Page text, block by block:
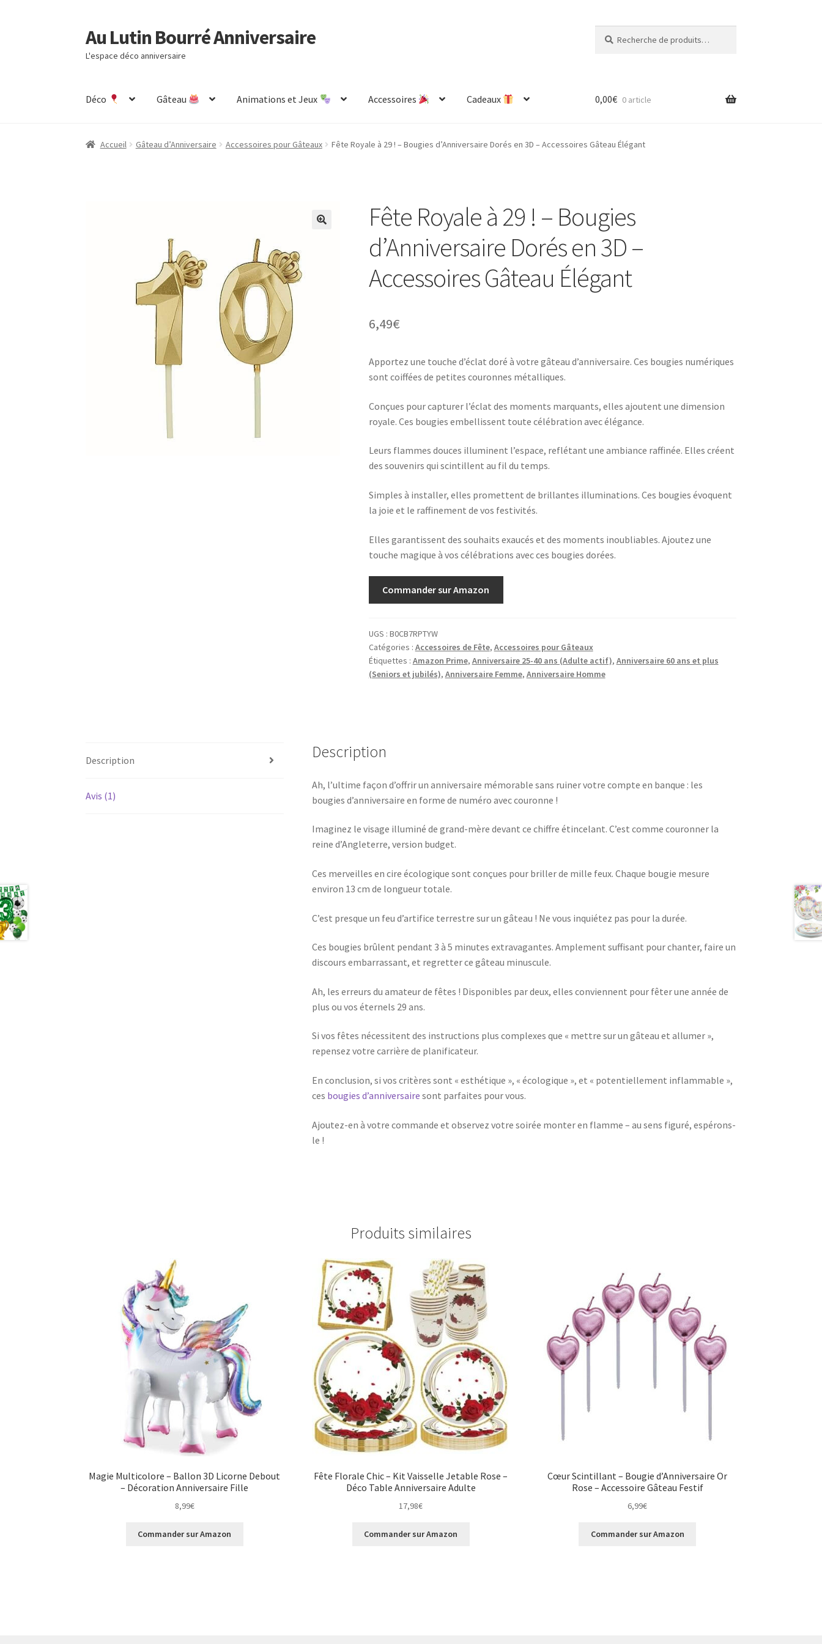
Aller
à
la
Aller
au
contenu
Au Lutin Bourré Anniversaire
L'espace déco anniversaire
pour :
Déco Gâteau Animations et Jeux Accessoires Cadeaux
Accueil Astuces et Conseils Boutique Commande Mon compte Page d’exemple Panier
0,00€ 0 article
Accueil Gâteau d’Anniversaire Accessoires pour Gâteaux Fête Royale à 29 ! – Bougies d’Anniversaire Dorés en 3D – Accessoires Gâteau Élégant
Fête Royale à 29 ! – Bougies
d’Anniversaire Dorés en 3D –
Accessoires Gâteau Élégant
6,49€
Apportez une touche d’éclat doré à votre gâteau d’anniversaire. Ces bougies numériques
sont coiffées de petites couronnes métalliques.
Conçues pour capturer l’éclat des moments marquants, elles ajoutent une dimension
royale. Ces bougies embellissent toute célébration avec élégance.
Leurs flammes douces illuminent l’espace, reflétant une ambiance raffinée. Elles créent
des souvenirs qui scintillent au fil du temps.
Simples à installer, elles promettent de brillantes illuminations. Ces bougies évoquent
la joie et le raffinement de vos festivités.
Elles garantissent des souhaits exaucés et des moments inoubliables. Ajoutez une
touche magique à vos célébrations avec ces bougies dorées.
Commander sur Amazon
UGS : B0CB7RPTYW
Catégories : Accessoires de Fête, Accessoires pour Gâteaux
Étiquettes : Amazon Prime, Anniversaire 25-40 ans (Adulte actif), Anniversaire 60 ans et plus
(Seniors et jubilés), Anniversaire Femme, Anniversaire Homme
Description
Avis (1)
Description
Ah, l’ultime façon d’offrir un anniversaire mémorable sans ruiner votre compte en banque : les
bougies d’anniversaire en forme de numéro avec couronne !
Imaginez le visage illuminé de grand-mère devant ce chiffre étincelant. C’est comme couronner la
reine d’Angleterre, version budget.
Ces merveilles en cire écologique sont conçues pour briller de mille feux. Chaque bougie mesure
environ 13 cm de longueur totale.
C’est presque un feu d’artifice terrestre sur un gâteau ! Ne vous inquiétez pas pour la durée.
Ces bougies brûlent pendant 3 à 5 minutes extravagantes. Amplement suffisant pour chanter, faire un
discours embarrassant, et regretter ce gâteau minuscule.
Ah, les erreurs du amateur de fêtes ! Disponibles par deux, elles conviennent pour fêter une année de
plus ou vos éternels 29 ans.
Si vos fêtes nécessitent des instructions plus complexes que « mettre sur un gâteau et allumer »,
repensez votre carrière de planificateur.
En conclusion, si vos critères sont « esthétique », « écologique », et « potentiellement inflammable »,
ces bougies d’anniversaire sont parfaites pour vous.
Ajoutez-en à votre commande et observez votre soirée monter en flamme – au sens figuré, espérons-
le !
Produits similaires
Magie Multicolore – Ballon 3D Licorne Debout
– Décoration Anniversaire Fille
8,99€
Commander sur Amazon
Fête Florale Chic – Kit Vaisselle Jetable Rose –
Déco Table Anniversaire Adulte
17,98€
Commander sur Amazon
Cœur Scintillant – Bougie d’Anniversaire Or
Rose – Accessoire Gâteau Festif
6,99€
Commander sur Amazon